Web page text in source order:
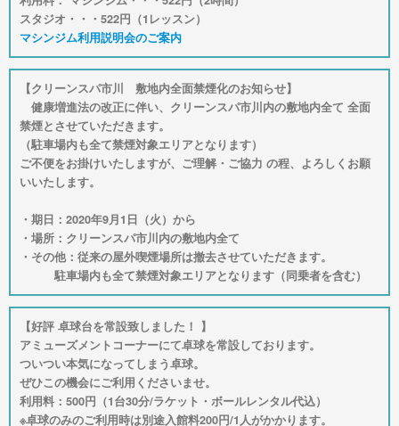
スタジオ・・・522円（1レッスン）
マシンジム利用説明会のご案内
【クリーンスパ市川 敷地内全面禁煙化のお知らせ】
健康増進法の改正に伴い、クリーンスパ市川内の敷地内全て 全面
禁煙とさせていただきます。
（駐車場内も全て禁煙対象エリアとなります）
ご不便をお掛けいたしますが、ご理解・ご協力 の程、よろしくお願
いいたします。
・期日：2020年9月1日（火）から
・場所：クリーンスパ市川内の敷地内全て
・その他：従来の屋外喫煙場所は撤去させていただきます。
駐車場内も全て禁煙対象エリアとなります（同乗者を含む）
【好評 卓球台を常設致しました！ 】
アミューズメントコーナーにて卓球を常設しております。
ついつい本気になってしまう卓球。
ぜひこの機会にご利用くださいませ。
利用料：500円（1台30分/ラケット・ボールレンタル代込）
※卓球のみのご利用時は別途入館料200円/1人がかかります。